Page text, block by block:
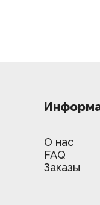
О нас
FAQ
Заказы